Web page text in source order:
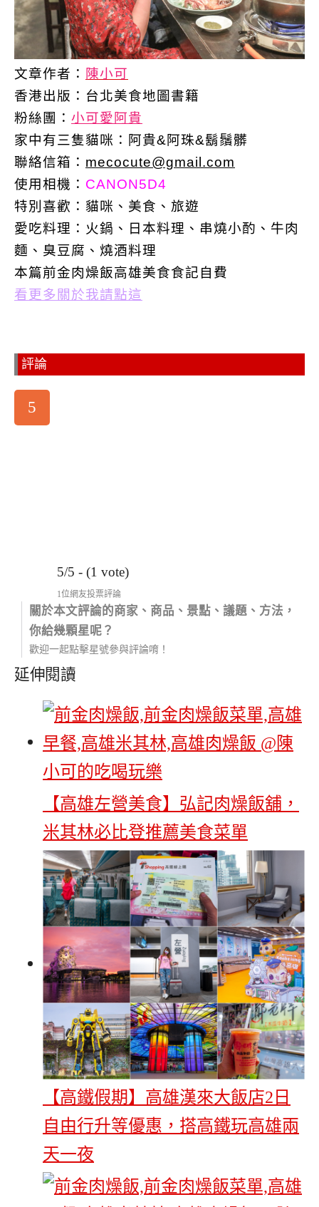
文章作者： 陳小可
香港出版： 台北美食地圖書籍
粉絲團： 小可愛阿貴
家中有三隻貓咪：阿貴&阿珠&鬍鬚髒
聯絡信箱： mecocute@gmail.com
使用相機： CANON5D4
特別喜歡： 貓咪、美食、旅遊
愛吃料理：火鍋、日本料理、串燒小酌、牛肉
麵、臭豆腐、燒酒料理
本篇前金肉燥飯高雄美食食記自費
看更多關於我請點這
評論
5
5/5 - (1 vote)
1位網友投票評論
關於本文評論的商家、商品、景點、議題、方法，
你給幾顆星呢？
歡迎一起點擊星號參與評論唷！
延伸閱讀
【高雄左營美食】弘記肉燥飯舖，
米其林必比登推薦美食菜單
【高鐵假期】高雄漢來大飯店2日
自由行升等優惠，搭高鐵玩高雄兩
天一夜